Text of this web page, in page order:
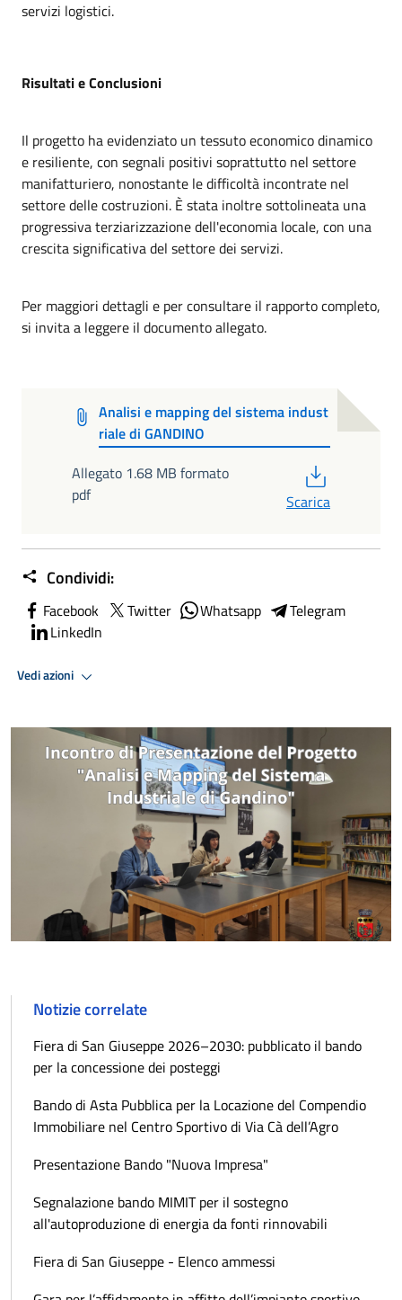
servizi logistici.
Risultati e Conclusioni
Il progetto ha evidenziato un tessuto economico dinamico
e resiliente, con segnali positivi soprattutto nel settore
manifatturiero, nonostante le difficoltà incontrate nel
settore delle costruzioni. È stata inoltre sottolineata una
progressiva terziarizzazione dell'economia locale, con una
crescita significativa del settore dei servizi.
Per maggiori dettagli e per consultare il rapporto completo,
si invita a leggere il documento allegato.
Analisi e mapping del sistema indust
riale di GANDINO
Allegato 1.68 MB formato
pdf
Scarica
Condividi:
Facebook Twitter Whatsapp
Telegram
LinkedIn
Vedi azioni
Notizie correlate
Fiera di San Giuseppe 2026–2030: pubblicato il bando
per la concessione dei posteggi
Bando di Asta Pubblica per la Locazione del Compendio
Immobiliare nel Centro Sportivo di Via Cà dell’Agro
Presentazione Bando "Nuova Impresa"
Segnalazione bando MIMIT per il sostegno
all'autoproduzione di energia da fonti rinnovabili
Fiera di San Giuseppe - Elenco ammessi